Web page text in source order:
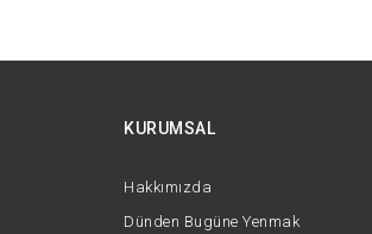
KURUMSAL
Hakkımızda
Dünden Bugüne Yenmak